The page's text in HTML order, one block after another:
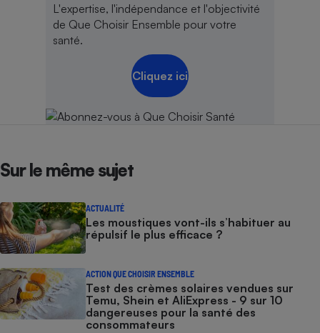
L'expertise, l'indépendance et l'objectivité
de Que Choisir Ensemble pour votre
santé.
Cliquez ici
Sur le même sujet
ACTUALITÉ
Les moustiques vont-ils s’habituer au
répulsif le plus efficace ?
ACTION QUE CHOISIR ENSEMBLE
Test des crèmes solaires vendues sur
Temu, Shein et AliExpress - 9 sur 10
dangereuses pour la santé des
consommateurs